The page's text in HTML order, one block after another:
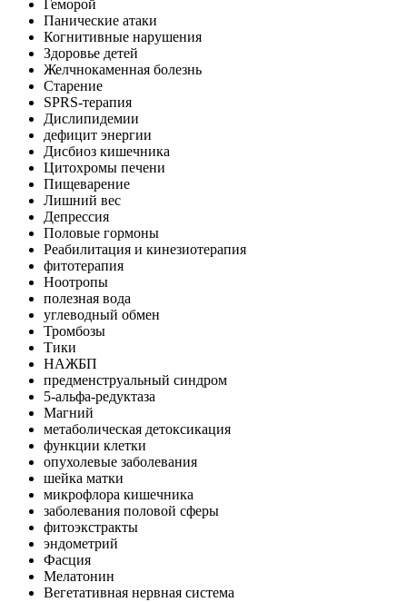
Геморой
Панические атаки
Когнитивные нарушения
Здоровье детей
Желчнокаменная болезнь
Старение
SPRS-терапия
Дислипидемии
дефицит энергии
Дисбиоз кишечника
Цитохромы печени
Пищеварение
Лишний вес
Депрессия
Половые гормоны
Реабилитация и кинезиотерапия
фитотерапия
Ноотропы
полезная вода
углеводный обмен
Тромбозы
Тики
НАЖБП
предменструальный синдром
5-альфа-редуктаза
Магний
метаболическая детоксикация
функции клетки
опухолевые заболевания
шейка матки
микрофлора кишечника
заболевания половой сферы
фитоэкстракты
эндометрий
Фасция
Мелатонин
Вегетативная нервная система